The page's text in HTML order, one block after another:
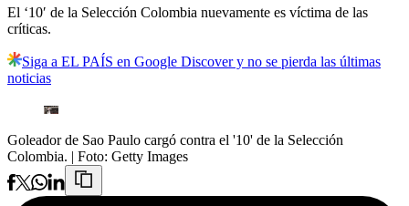
El ‘10′ de la Selección Colombia nuevamente es víctima de las
críticas.
Siga a EL PAÍS en Google Discover y no se pierda las últimas
noticias
Goleador de Sao Paulo cargó contra el '10' de la Selección
Colombia. | Foto: Getty Images